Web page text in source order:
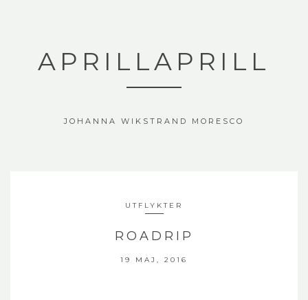
APRILLAPRILL
JOHANNA WIKSTRAND MORESCO
UTFLYKTER
ROADRIP
19 MAJ, 2016